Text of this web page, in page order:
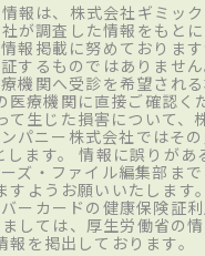
報は、株式会社ギミッ
が調査した情報をもとに
報掲載に努めておりま
するものではありません
機関へ受診を希望され
医療機関に直接ご確認く
て生じた損害について、
パニー株式会社ではそ
します。 情報に誤りがあ
ズ・ファイル編集部ま
すようお願いいたします。
ーカードの健康保険証
しては、厚生労働省の情
報を掲出しております。